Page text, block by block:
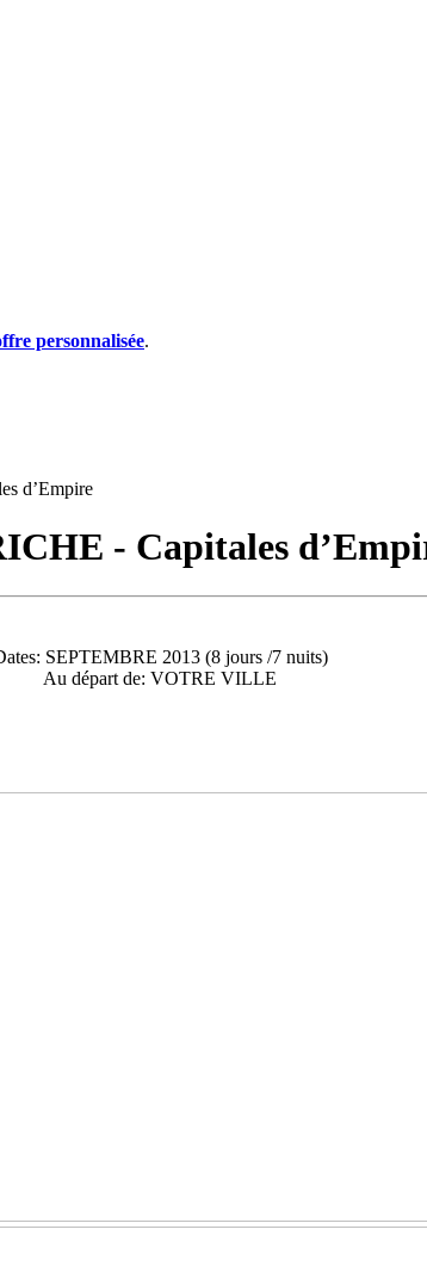
personnalisée.
d’Empire
- Capitales
SEPTEMBRE 2013 (8 jours /7 nuits)
Au départ de: VOTRE VILLE